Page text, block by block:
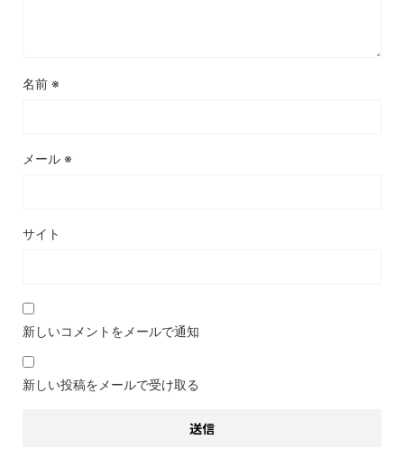
名前 ※
メール ※
サイト
新しいコメントをメールで通知
新しい投稿をメールで受け取る